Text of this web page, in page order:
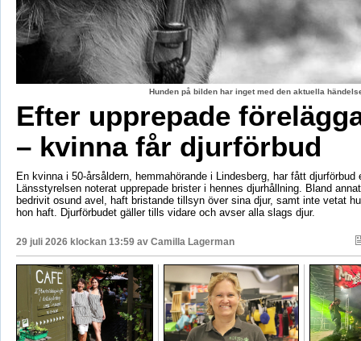
Hunden på bilden har inget med den aktuella
Efter upprepade
– kvinna får djurförbud
En kvinna i 50-årsåldern, hemmahörande i Lindesberg, har fått djurförbud
Länsstyrelsen noterat upprepade brister i hennes djurhållning. Bland
bedrivit osund avel, haft bristande tillsyn över sina djur, samt inte vetat
hon haft. Djurförbudet gäller tills vidare och avser alla slags djur.
29 juli 2026 klockan 13:59 av Camilla Lagerman